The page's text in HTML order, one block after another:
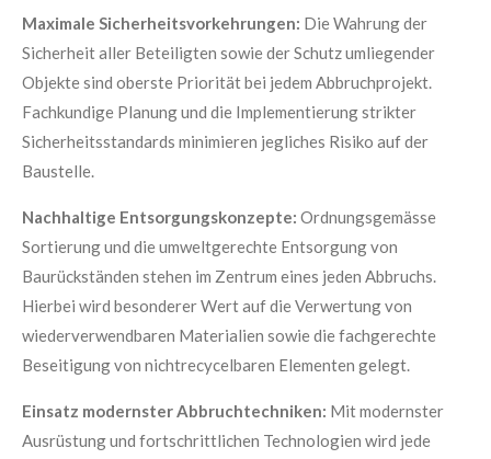
Maximale Sicherheitsvorkehrungen: Die Wahrung der
Sicherheit aller Beteiligten sowie der Schutz umliegender
Objekte sind oberste Priorität bei jedem Abbruchprojekt.
Fachkundige Planung und die Implementierung strikter
Sicherheitsstandards minimieren jegliches Risiko auf der
Baustelle.
Nachhaltige Entsorgungskonzepte: Ordnungsgemässe
Sortierung und die umweltgerechte Entsorgung von
Baurückständen stehen im Zentrum eines jeden Abbruchs.
Hierbei wird besonderer Wert auf die Verwertung von
wiederverwendbaren Materialien sowie die fachgerechte
Beseitigung von nichtrecycelbaren Elementen gelegt.
Einsatz modernster Abbruchtechniken: Mit modernster
Ausrüstung und fortschrittlichen Technologien wird jede